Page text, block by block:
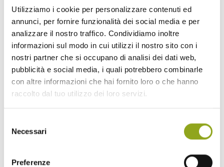
Utilizziamo i cookie per personalizzare contenuti ed
annunci, per fornire funzionalità dei social media e per
analizzare il nostro traffico. Condividiamo inoltre
informazioni sul modo in cui utilizzi il nostro sito con i
nostri partner che si occupano di analisi dei dati web,
pubblicità e social media, i quali potrebbero combinarle
con altre informazioni che hai fornito loro o che hanno
raccolto dal tuo utilizzo dei loro servizi.
delNecessari
Preferenze
RESIDENZE
Esplora le residenze
disponibili